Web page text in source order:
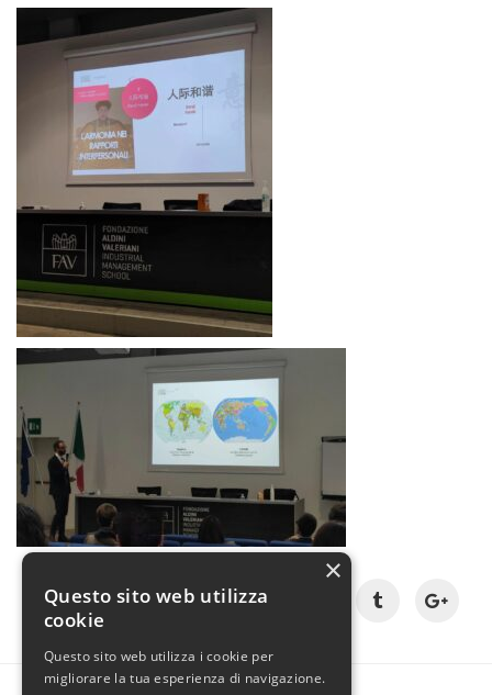
Condividi:
×
Questo sito web utilizza
cookie
Questo sito web utilizza i cookie per
migliorare la tua esperienza di navigazione.